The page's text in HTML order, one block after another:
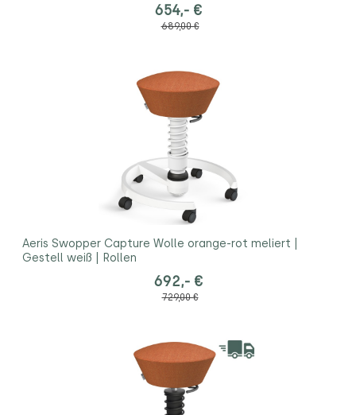
654,- €
689,00 €
Aeris Swopper Capture Wolle orange-rot meliert |
Gestell weiß | Rollen
692,- €
729,00 €